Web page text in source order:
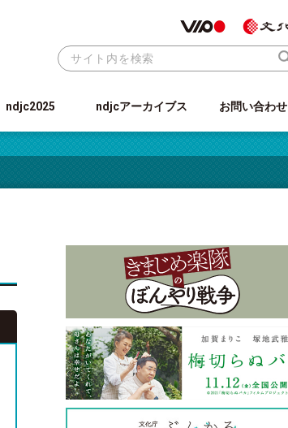
ndjc2025 ndjcアーカイブス お問い合わせ